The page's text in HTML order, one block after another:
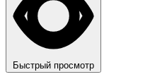
Быстрый просмотр